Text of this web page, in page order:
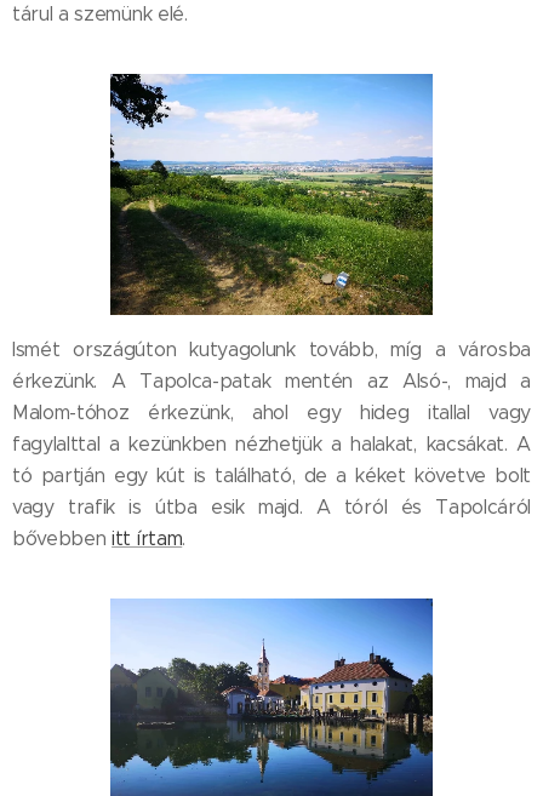
tárul a szemünk elé.
Ismét országúton kutyagolunk tovább, míg a városba
érkezünk. A Tapolca-patak mentén az Alsó-, majd a
Malom-tóhoz érkezünk, ahol egy hideg itallal vagy
fagylalttal a kezünkben nézhetjük a halakat, kacsákat. A
tó partján egy kút is található, de a kéket követve bolt
vagy trafik is útba esik majd. A tóról és Tapolcáról
bővebbenitt írtam.